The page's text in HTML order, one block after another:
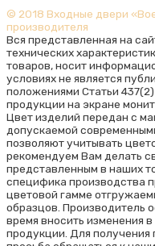
© 2018 Входные двери
производителя
Вся представленная на
технических
товаров, носит
условиях не является
положениями Статьи
продукции на экране
Цвет изделий передан с
допускаемой
позволяют учитывать
рекомендуем Вам делать
представленным в наших
специфика производства
цветовой гамме
образцов. Производитель
время вносить изменения
продукции. Для